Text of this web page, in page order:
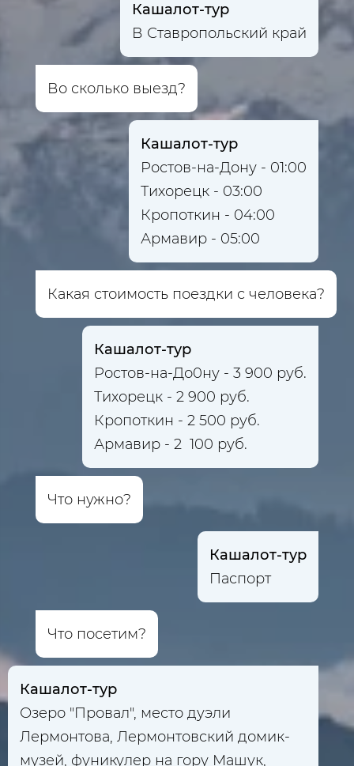
Кашалот-тур
В Ставропольский край
Во сколько выезд?
Кашалот-тур
Ростов-на-Дону - 01:00
Тихорецк - 03:00
Кропоткин - 04:00
Армавир - 05:00
Какая стоимость поездки с человека?
Кашалот-тур
Ростов-на-До0ну - 3 900 руб.
Тихорецк - 2 900 руб.
Кропоткин - 2 500 руб.
Армавир - 2 100 руб.
Что нужно?
Кашалот-тур
Паспорт
Что посетим?
Кашалот-тур
Озеро "Провал", место дуэли
Лермонтова, Лермонтовский домик-
музей, фуникулер на гору Машук,